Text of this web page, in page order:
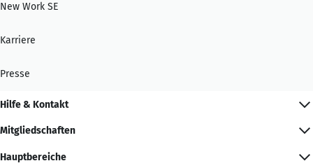
New Work SE
Karriere
Presse
Hilfe & Kontakt
Mitgliedschaften
Hauptbereiche